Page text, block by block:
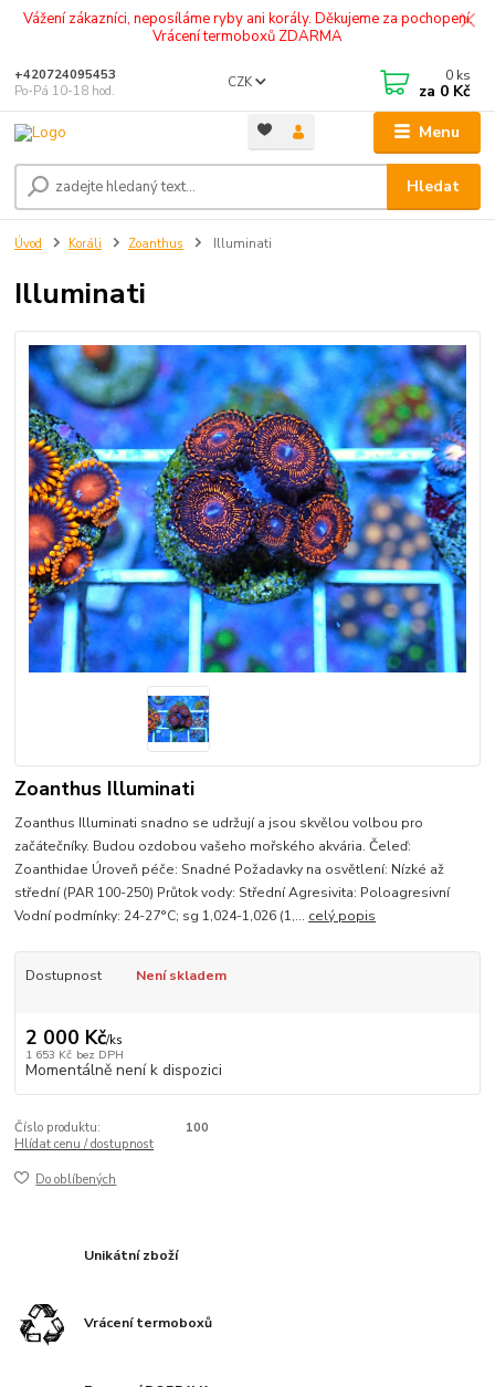
Vážení zákazníci, neposíláme ryby ani korály. Děkujeme za pochopení.
Vrácení termoboxů ZDARMA
Menu
CZK
Hledat
+420724095453
Po-Pá 10-18 hod.
0 ks
za 0 Kč
Úvod Koráli Zoanthus Illuminati
Illuminati
Zoanthus Illuminati
Zoanthus Illuminati snadno se udržují a jsou skvělou volbou pro
začátečníky. Budou ozdobou vašeho mořského akvária. Čeleď:
Zoanthidae Úroveň péče: Snadné Požadavky na osvětlení: Nízké až
střední (PAR 100-250) Průtok vody: Střední Agresivita: Poloagresivní
Vodní podmínky: 24-27°C; sg 1,024-1,026 (1,... celý popis
Dostupnost Není skladem
2 000 Kč/ks
1 653 Kč bez DPH
Momentálně není k dispozici
Číslo produktu:
100
Hlídat cenu / dostupnost
Do oblíbených
Unikátní zboží
Vrácení termoboxů